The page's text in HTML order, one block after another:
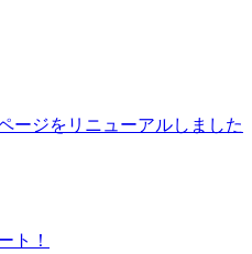
ージをリニューアルしました
ト！